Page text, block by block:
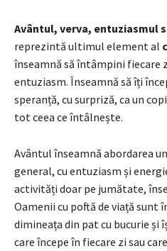
Avântul, verva, entuziasmul
reprezintă ultimul element al
înseamnă să întâmpini fiecare
entuziasm. Înseamnă să îți
speranță, cu surpriză, ca un
tot ceea ce întâlnește.
Avântul înseamnă abordarea
general, cu entuziasm și
activități doar pe jumătate,
Oamenii cu poftă de viață sunt
dimineața din pat cu bucurie și
care începe în fiecare zi sau